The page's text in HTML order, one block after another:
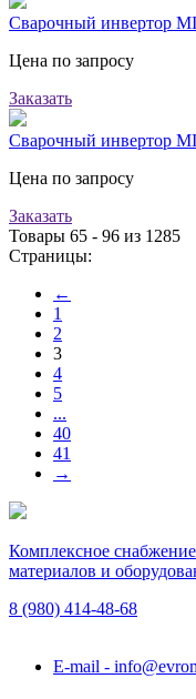
Сварочный инвертор
Цена по запросу
Заказать
Сварочный инвертор
Цена по запросу
Заказать
Товары 65 - 96 из 1285
Страницы:
←
1
2
3
4
5
...
40
41
→
Комплексное
материалов и
8 (980) 414-48-68
E-mail -